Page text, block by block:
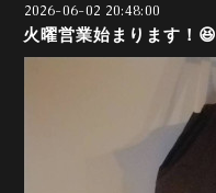
2026-06-02 20:48:00
火曜営業始まります！😆